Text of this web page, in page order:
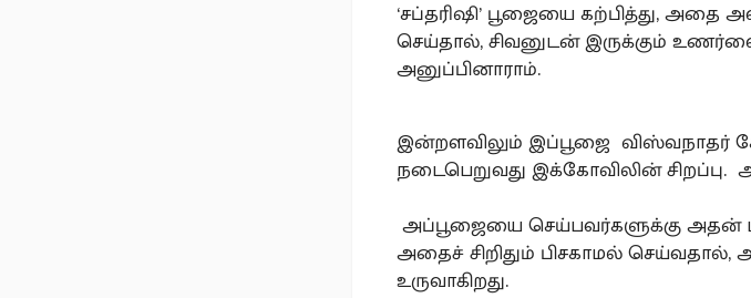
‘சப்தரிஷி’ பூஜையை கற்பித்து, அதை
செய்தால், சிவனுடன் இருக்கும்
அனுப்பினாராம்.
இன்றளவிலும் இப்பூஜை விஸ்வநாதர்
நடைபெறுவது இக்கோவிலின் சிறப்பு.
அப்பூஜையை செய்பவர்களுக்கு அதன்
அதைச் சிறிதும் பிசகாமல் செய்வதால்,
உருவாகிறது.